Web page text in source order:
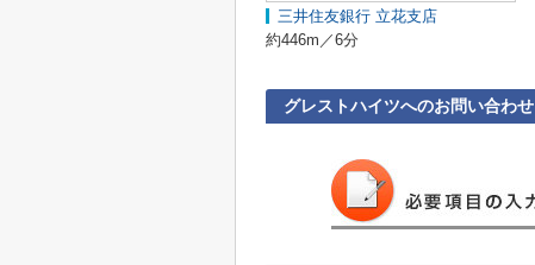
三井住友銀行 立花支店
約446m／6分
グレストハイツへのお問い合わせ